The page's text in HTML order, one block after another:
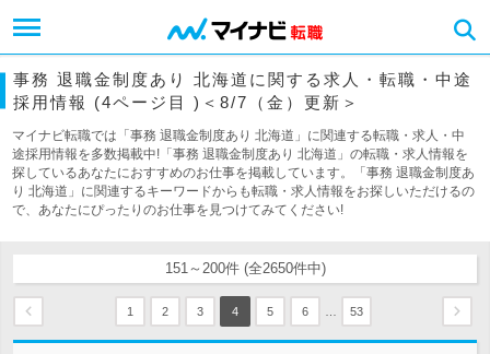
事務 退職金制度あり 北海道に関する求人・転職・中途
採用情報 (4ページ目 )＜8/7（金）更新＞
マイナビ転職では「事務 退職金制度あり 北海道」に関連する転職・求人・中
途採用情報を多数掲載中!「事務 退職金制度あり 北海道」の転職・求人情報を
探しているあなたにおすすめのお仕事を掲載しています。「事務 退職金制度あ
り 北海道」に関連するキーワードからも転職・求人情報をお探しいただけるの
で、あなたにぴったりのお仕事を見つけてみてください!
151～200件 (全2650件中)
1 2 3 4 5 6 53